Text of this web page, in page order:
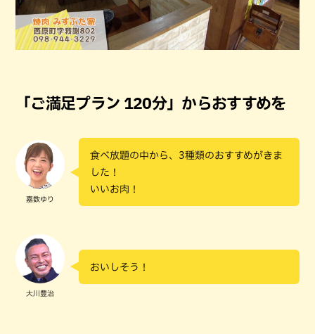
「ご満足プラン 120分」からおすすめを
嘉数ゆり
食べ放題の中から、3種類のおすすめがきま
した！
いいお肉！
大川豊治
おいしそう！